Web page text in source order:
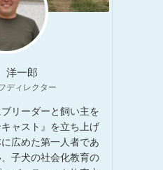
洋一郎
ディレクター
リーダーと飼い主を
ャスト』を立ち上げ
広めた第一人者であ
子犬の社会化教育の